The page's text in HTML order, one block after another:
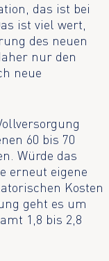
das ist bei
ist viel wert,
des neuen
nur den
neue
60 bis 70
Würde das
erneut eigene
Kosten
geht es um
1,8 bis 2,8